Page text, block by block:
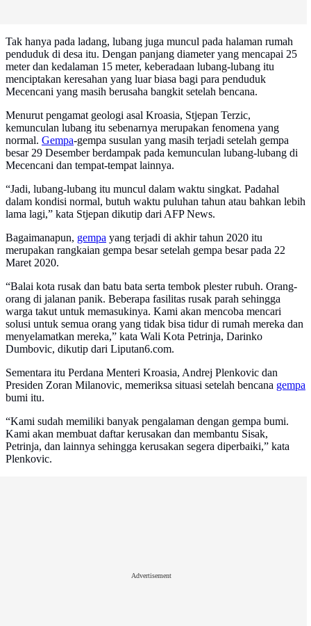
Tak hanya pada ladang, lubang juga muncul pada halaman rumah
penduduk di desa itu. Dengan panjang diameter yang mencapai 25
meter dan kedalaman 15 meter, keberadaan lubang-lubang itu
menciptakan keresahan yang luar biasa bagi para penduduk
Mecencani yang masih berusaha bangkit setelah bencana.
Menurut pengamat geologi asal Kroasia, Stjepan Terzic,
kemunculan lubang itu sebenarnya merupakan fenomena yang
normal. Gempa-gempa susulan yang masih terjadi setelah gempa
besar 29 Desember berdampak pada kemunculan lubang-lubang di
Mecencani dan tempat-tempat lainnya.
“Jadi, lubang-lubang itu muncul dalam waktu singkat. Padahal
dalam kondisi normal, butuh waktu puluhan tahun atau bahkan lebih
lama lagi,” kata Stjepan dikutip dari AFP News.
Bagaimanapun, gempa yang terjadi di akhir tahun 2020 itu
merupakan rangkaian gempa besar setelah gempa besar pada 22
Maret 2020.
“Balai kota rusak dan batu bata serta tembok plester rubuh. Orang-
orang di jalanan panik. Beberapa fasilitas rusak parah sehingga
warga takut untuk memasukinya. Kami akan mencoba mencari
solusi untuk semua orang yang tidak bisa tidur di rumah mereka dan
menyelamatkan mereka,” kata Wali Kota Petrinja, Darinko
Dumbovic, dikutip dari Liputan6.com.
Sementara itu Perdana Menteri Kroasia, Andrej Plenkovic dan
Presiden Zoran Milanovic, memeriksa situasi setelah bencana gempa
bumi itu.
“Kami sudah memiliki banyak pengalaman dengan gempa bumi.
Kami akan membuat daftar kerusakan dan membantu Sisak,
Petrinja, dan lainnya sehingga kerusakan segera diperbaiki,” kata
Plenkovic.
Advertisement